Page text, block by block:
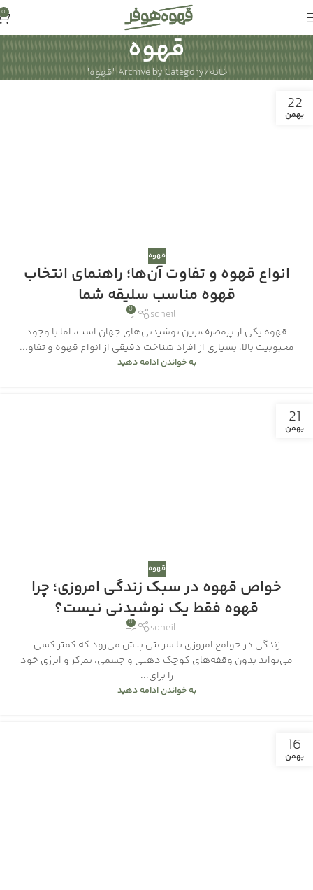
0
قهوه
خانه Archive by Category "قهوه"
22
بهمن
قهوه
انواع قهوه و تفاوت آن‌ها؛ راهنمای انتخاب
قهوه مناسب سلیقه شما
soheil
0
قهوه یکی از پرمصرف‌ترین نوشیدنی‌های جهان است، اما با وجود
محبوبیت بالا، بسیاری از افراد شناخت دقیقی از انواع قهوه و تفاو...
به خواندن ادامه دهید
21
بهمن
قهوه
خواص قهوه در سبک زندگی امروزی؛ چرا
قهوه فقط یک نوشیدنی نیست؟
soheil
0
زندگی در جوامع امروزی با سرعتی پیش می‌رود که کمتر کسی
می‌تواند بدون وقفه‌های کوچک ذهنی و جسمی، تمرکز و انرژی خود
را برای...
به خواندن ادامه دهید
16
بهمن